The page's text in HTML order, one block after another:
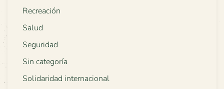
Recreación
Salud
Seguridad
Sin categoría
Solidaridad internacional